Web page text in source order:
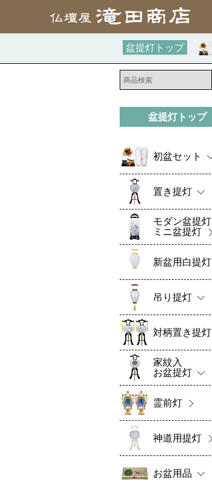
盆提灯トップ
盆提灯トップ
初盆セット
置き提灯
モダン盆提灯
ミニ盆提灯
新盆用白提灯
吊り提灯
対柄置き提灯
家紋入
お盆提灯
霊前灯
神道用提灯
お盆用品